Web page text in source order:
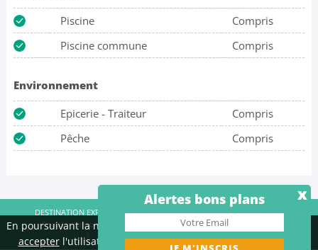
Alertes bons plans x
Piscine
Compris
Piscine commune
Compris
Environnement
Epicerie - Traiteur
Compris
Pêche
Compris
DESTINATION EXPRESS SAS - RCS Créteil 515 038 248 | Contact
|
Tous les campings
Mentions légales |
Qui sommes-nous
?
|
En poursuivant la navigation sur ce site, vous pouvez
accepterl'utilisation de cookies pour mieux vous servir.